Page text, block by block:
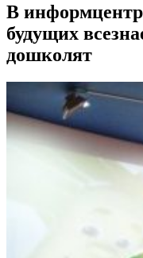
В
будущих
дошколят